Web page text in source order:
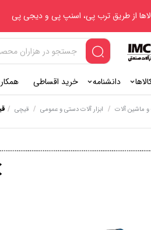
دانشنامه خرید اقساطی
و ماشین آلات / ابزار آلات دستی و عمومی / قیچی /